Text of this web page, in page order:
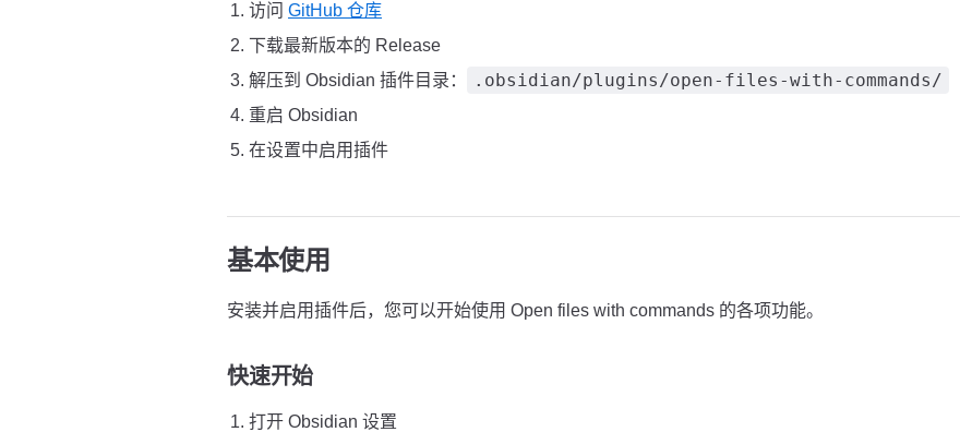
访问 GitHub 仓库
下载最新版本的 Release
解压到 Obsidian 插件目录：
.obsidian/plugins/open-files-with-commands/
重启 Obsidian
在设置中启用插件
基本使用
安装并启用插件后，您可以开始使用 Open files with commands 的各项功能。
快速开始
打开 Obsidian 设置